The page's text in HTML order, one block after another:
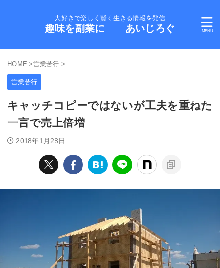
大好きで楽しく賢く生きる情報を発信
趣味を副業に あいじろぐ
HOME >営業苦行 >
営業苦行
キャッチコピーではないが工夫を重ねた
一言で売上倍増
2018年1月28日